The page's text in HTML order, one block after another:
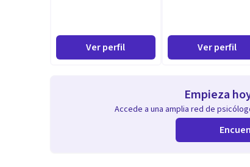
Ver perfil Ver perfil
Empieza
Accede a una amplia red de